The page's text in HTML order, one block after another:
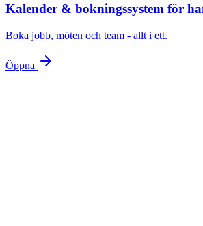
Kalender & bokningssystem för
Boka jobb, möten och team - allt i ett.
Öppna